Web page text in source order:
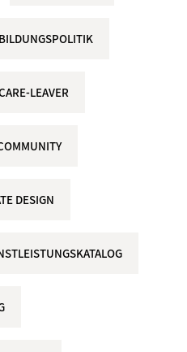
BILDUNGSPOLITIK
LEAVER
DESIGN